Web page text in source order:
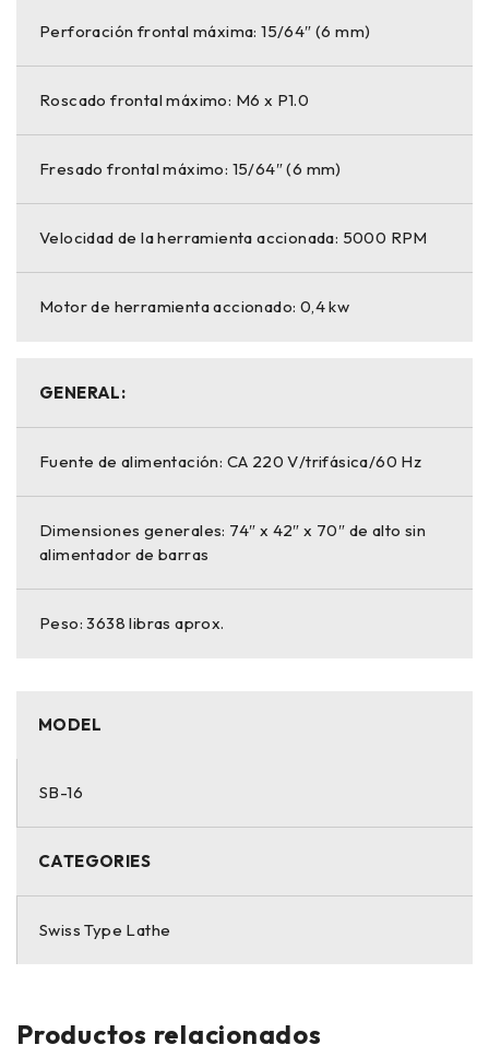
Perforación frontal máxima: 15/64″ (6 mm)
Roscado frontal máximo: M6 x P1.0
Fresado frontal máximo: 15/64″ (6 mm)
Velocidad de la herramienta accionada: 5000 RPM
Motor de herramienta accionado: 0,4 kw
GENERAL:
Fuente de alimentación: CA 220 V/trifásica/60 Hz
Dimensiones generales: 74″ x 42″ x 70″ de alto sin
alimentador de barras
Peso: 3638 libras aprox.
MODEL
SB-16
CATEGORIES
Swiss Type Lathe
Productos relacionados